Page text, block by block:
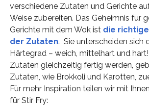
verschiedene Zutaten und Gerichte
Weise zubereiten. Das Geheimnis für
Gerichte mit dem Wok ist die
der Zutaten. Sie unterscheiden sich
Härtegrad – weich, mittelhart und
Zutaten gleichzeitig fertig werden,
Zutaten, wie Brokkoli und Karotten,
Für mehr Inspiration teilen wir mit
für Stir Fry: